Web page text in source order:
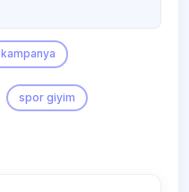
kampanya
spor giyim